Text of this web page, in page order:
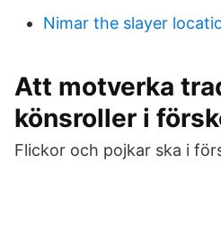
Nimar the slayer
Att motverka
könsroller i
Flickor och pojkar ska i